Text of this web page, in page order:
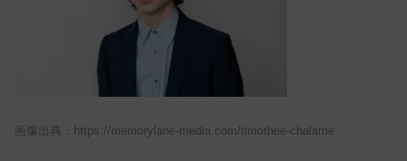
画像出典：https://memorylane-media.com/timothee-chalame